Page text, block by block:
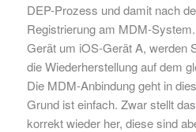
DEP-Prozess und damit nach
Registrierung am MDM-
Gerät um iOS-Gerät A, werden
die Wiederherstellung auf dem
Die MDM-Anbindung geht in
Grund ist einfach. Zwar stellt
korrekt wieder her, diese sind